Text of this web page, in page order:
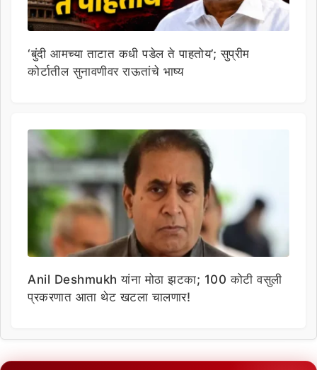
‘बुंदी आमच्या ताटात कधी पडेल ते पाहतोय’; सुप्रीम
कोर्टातील सुनावणीवर राऊतांचे भाष्य
Anil Deshmukh यांना मोठा झटका; 100 कोटी वसुली
प्रकरणात आता थेट खटला चालणार!